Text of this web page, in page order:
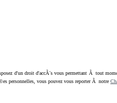
d'un droit d'accÃ¨s vous permettant Ã tout
personnelles, vous pouvez vous reporter Ã notre